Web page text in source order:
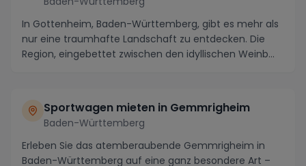
In Gottenheim, Baden-Württemberg, gibt es mehr als
nur eine traumhafte Landschaft zu entdecken. Die
Region, eingebettet zwischen den idyllischen Weinb...
Sportwagen mieten in Gemmrigheim
Baden-Württemberg
Erleben Sie das atemberaubende Gemmrigheim in
Baden-Württemberg auf eine ganz besondere Art –